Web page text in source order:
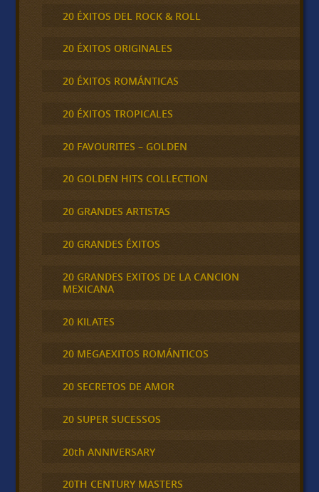
20 ÉXITOS DEL ROCK & ROLL
20 ÉXITOS ORIGINALES
20 ÉXITOS ROMÁNTICAS
20 ÉXITOS TROPICALES
20 FAVOURITES – GOLDEN
20 GOLDEN HITS COLLECTION
20 GRANDES ARTISTAS
20 GRANDES ÉXITOS
20 GRANDES EXITOS DE LA CANCION
MEXICANA
20 KILATES
20 MEGAEXITOS ROMÁNTICOS
20 SECRETOS DE AMOR
20 SUPER SUCESSOS
20th ANNIVERSARY
20TH CENTURY MASTERS